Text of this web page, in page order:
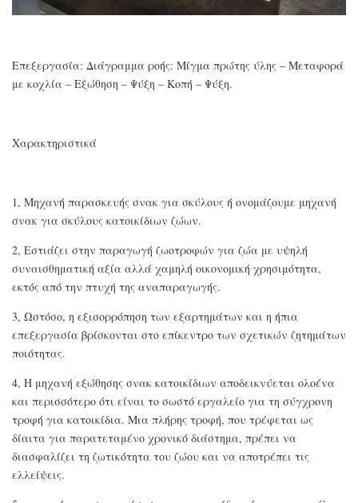
Επεξεργασία: Διάγραμμα ροής: Μίγμα πρώτης ύλης – Μεταφορά
με κοχλία – Εξώθηση – Ψύξη – Κοπή – Ψύξη.
Χαρακτηριστικά
1, Μηχανή παρασκευής σνακ για σκύλους ή ονομάζουμε μηχανή
σνακ για σκύλους κατοικίδιων ζώων.
2, Εστιάζει στην παραγωγή ζωοτροφών για ζώα με υψηλή
συναισθηματική αξία αλλά χαμηλή οικονομική χρησιμότητα,
εκτός από την πτυχή της αναπαραγωγής.
3, Ωστόσο, η εξισορρόπηση των εξαρτημάτων και η ήπια
επεξεργασία βρίσκονται στο επίκεντρο των σχετικών ζητημάτων
ποιότητας.
4, Η μηχανή εξώθησης σνακ κατοικίδιων αποδεικνύεται ολοένα
και περισσότερο ότι είναι το σωστό εργαλείο για τη σύγχρονη
τροφή για κατοικίδια. Μια πλήρης τροφή, που τρέφεται ως
δίαιτα για παρατεταμένο χρονικό διάστημα, πρέπει να
διασφαλίζει τη ζωτικότητα του ζώου και να αποτρέπει τις
ελλείψεις.